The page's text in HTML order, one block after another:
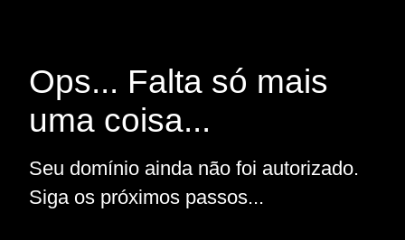
Ops... Falta só mais
uma coisa...
Seu domínio ainda não foi autorizado.
Siga os próximos passos...